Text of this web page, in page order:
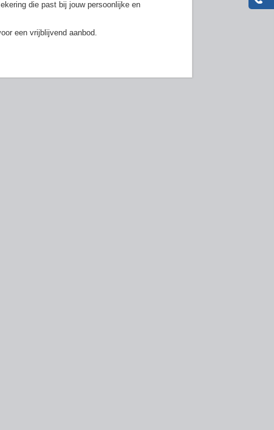
die past bij jouw persoonlijke en
een vrijblijvend aanbod.